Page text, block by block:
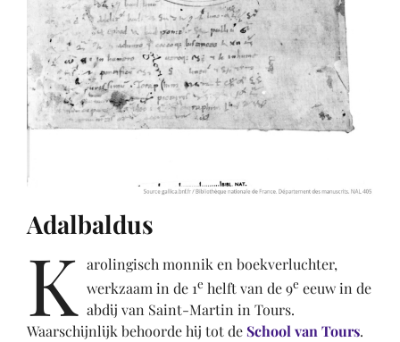
Adalbaldus
K arolingisch monnik en boekverluchter,
werkzaam in de 1e helft van de 9e eeuw in de
abdij van Saint-Martin in Tours.
Waarschijnlijk behoorde hij tot deSchool van Tours.